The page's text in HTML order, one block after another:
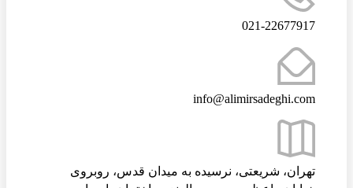
021-22677917
info@alimirsadeghi.com
تهران، شریعتی، نرسیده به میدان قدس، روبروی